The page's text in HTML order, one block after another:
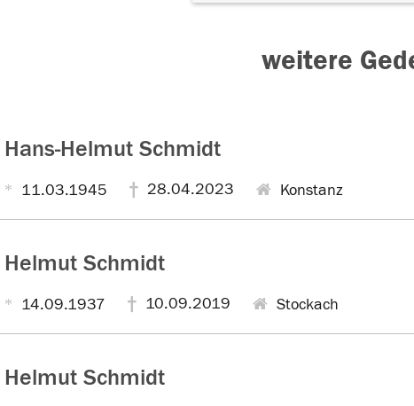
weitere
Hans-Helmut Schmidt
11.03.1945 28.04.2023 Konstanz
Helmut Schmidt
14.09.1937 10.09.2019 Stockach
Helmut Schmidt